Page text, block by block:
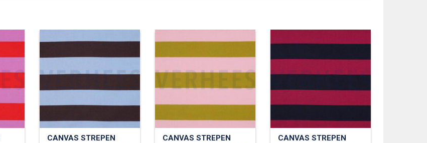
CANVAS STREPEN CANVAS STREPEN CANVAS STREPEN